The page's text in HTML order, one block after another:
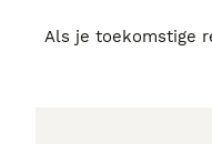
Als je toekomstige